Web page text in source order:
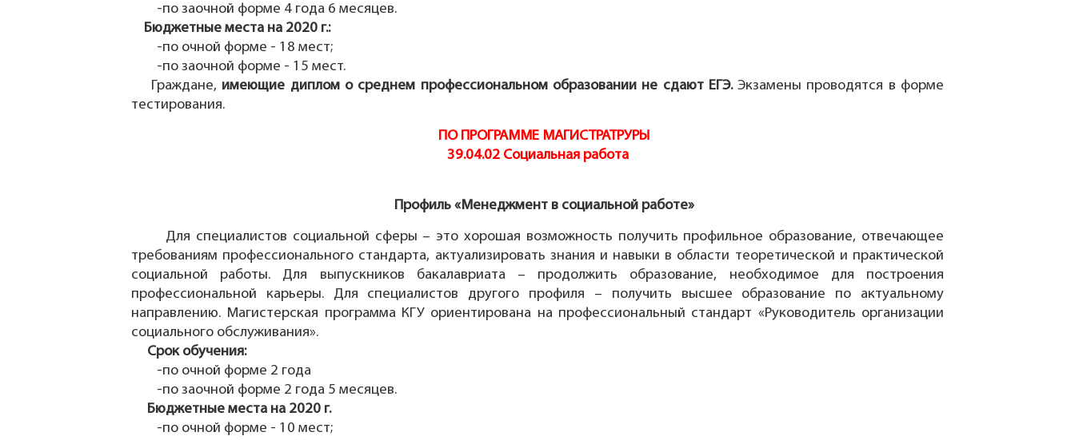
-по заочной форме 4 года 6 месяцев.
Бюджетные места на 2020 г.:
-по очной форме - 18 мест;
-по заочной форме - 15 мест.
Граждане, имеющие диплом о среднем профессиональном образовании не сдают ЕГЭ.Экзамены проводятся в форме
тестирования.
ПО ПРОГРАММЕ МАГИСТРАТРУРЫ
39.04.02 Социальная работа
Профиль «Менеджмент в социальной работе»
Для специалистов социальной сферы – это хорошая возможность получить профильное образование, отвечающее
требованиям профессионального стандарта, актуализировать знания и навыки в области теоретической и практической
социальной работы. Для выпускников бакалавриата – продолжить образование, необходимое для построения
профессиональной карьеры. Для специалистов другого профиля – получить высшее образование по актуальному
направлению. Магистерская программа КГУ ориентирована на профессиональный стандарт «Руководитель организации
социального обслуживания».
Срок обучения:
-по очной форме 2 года
-по заочной форме 2 года 5 месяцев.
Бюджетные места на 2020 г.
-по очной форме - 10 мест;